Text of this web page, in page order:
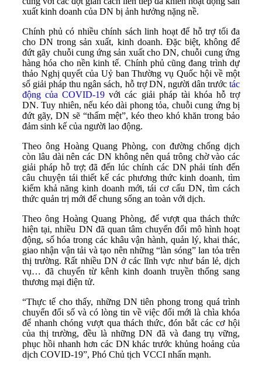
xuất kinh doanh của DN bị ảnh hưởng nặng nề.
Chính phủ có nhiều chính sách linh hoạt để hỗ trợ tối đa
cho DN trong sản xuất, kinh doanh. Đặc biệt, không để
đứt gãy chuỗi cung ứng sản xuất cho DN, chuỗi cung ứng
hàng hóa cho nền kinh tế. Chính phủ cũng đang trình dự
thảo Nghị quyết của Uỷ ban Thường vụ Quốc hội về một
số giải pháp thu ngân sách, hỗ trợ DN, người dân trước tác
động của COVID-19 với các giải pháp tài khóa hỗ trợ
DN. Tuy nhiên, nếu kéo dài phong tỏa, chuỗi cung ứng bị
đứt gãy, DN sẽ “thấm mệt”, kéo theo khó khăn trong bảo
đảm sinh kế của người lao động.
Theo ông Hoàng Quang Phòng, con đường chống dịch
còn lâu dài nên các DN không nên quá trông chờ vào các
giải pháp hỗ trợ; đã đến lúc chính các DN phải tính đến
câu chuyện tái thiết kế các phương thức kinh doanh, tìm
kiếm khả năng kinh doanh mới, tái cơ cấu DN, tìm cách
thức quản trị mới để chung sống an toàn với dịch.
Theo ông Hoàng Quang Phòng, để vượt qua thách thức
hiện tại, nhiều DN đã quan tâm chuyển đổi mô hình hoạt
động, số hóa trong các khâu vận hành, quản lý, khai thác,
giao nhận vận tải và tạo nên những “làn sóng” lan tỏa trên
thị trường. Rất nhiều DN ở các lĩnh vực như bán lẻ, dịch
vụ… đã chuyển từ kênh kinh doanh truyền thống sang
thương mại điện tử.
“Thực tế cho thấy, những DN tiên phong trong quá trình
chuyển đổi số và có lòng tin về việc đổi mới là chìa khóa
để nhanh chóng vượt qua thách thức, đón bắt các cơ hội
của thị trường, đều là những DN đã và đang trụ vững,
phục hồi nhanh hơn các DN khác trước khủng hoảng của
dịch COVID-19”, Phó Chủ tịch VCCI nhấn mạnh.